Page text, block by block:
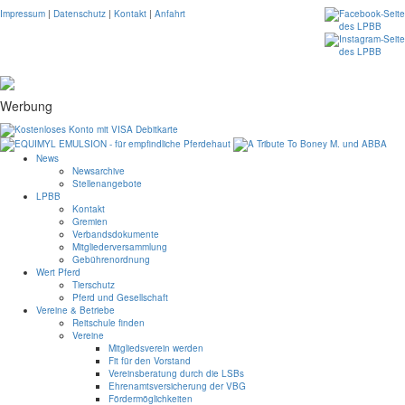
Impressum | Datenschutz | Kontakt | Anfahrt
Werbung
News
Newsarchive
Stellenangebote
LPBB
Kontakt
Gremien
Verbandsdokumente
Mitgliederversammlung
Gebührenordnung
Wert Pferd
Tierschutz
Pferd und Gesellschaft
Vereine & Betriebe
Reitschule finden
Vereine
Mitgliedsverein werden
Fit für den Vorstand
Vereinsberatung durch die LSBs
Ehrenamtsversicherung der VBG
Fördermöglichkeiten